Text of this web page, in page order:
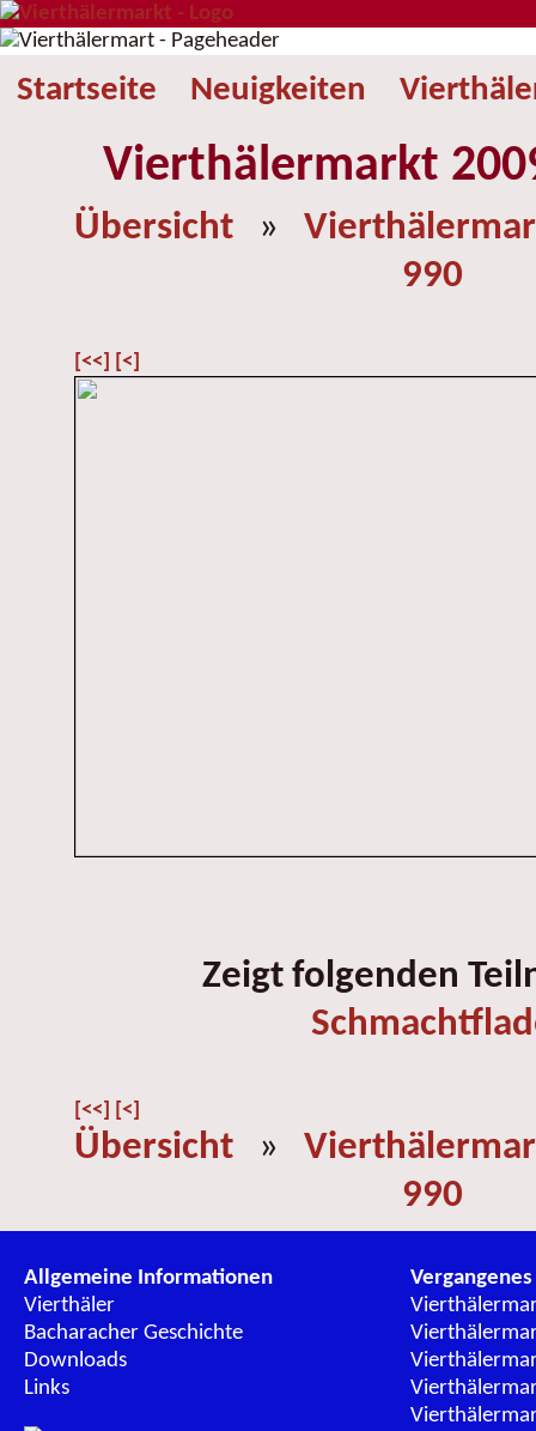
Startseite Neuigkeiten
Vierthälermarkt
Übersicht »
990
[<<] [<]
Zeigt folgenden
[<<] [<]
Übersicht »
990
Allgemeine Informationen
Vierthäler
Bacharacher Geschichte
Downloads
Links
Vergangenes